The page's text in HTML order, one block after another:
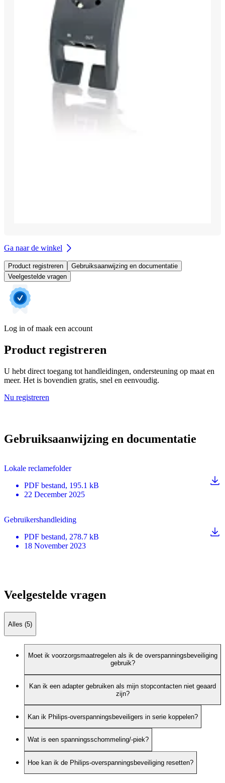
Ga naar de winkel
Product registreren
Gebruiksaanwijzing en documentatie
Veelgestelde vragen
Log in of maak een account
Product registreren
U hebt direct toegang tot handleidingen, ondersteuning op maat en
meer. Het is bovendien gratis, snel en eenvoudig.
Nu registreren
Gebruiksaanwijzing en documentatie
Lokale reclamefolder
PDF bestand, 195.1 kB
22 December 2025
Gebruikershandleiding
PDF bestand, 278.7 kB
18 November 2023
Veelgestelde vragen
Alles (5)
Moet ik voorzorgsmaatregelen als ik de overspanningsbeveiliging
gebruik?
Kan ik een adapter gebruiken als mijn stopcontacten niet geaard
zijn?
Kan ik Philips-overspanningsbeveiligers in serie koppelen?
Wat is een spanningsschommeling/-piek?
Hoe kan ik de Philips-overspanningsbeveiliging resetten?